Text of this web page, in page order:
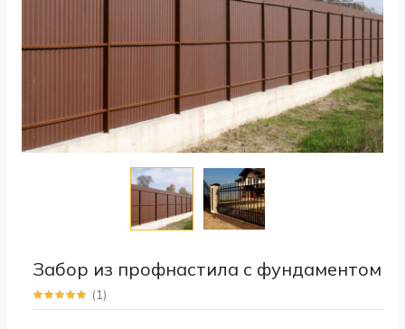
Забор из профнастила с фундаментом
(1)